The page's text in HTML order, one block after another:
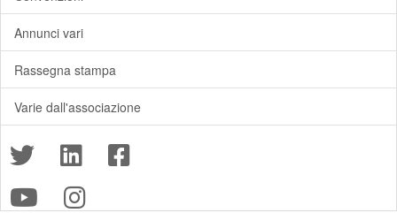
Annunci vari
Rassegna stampa
Varie dall'associazione